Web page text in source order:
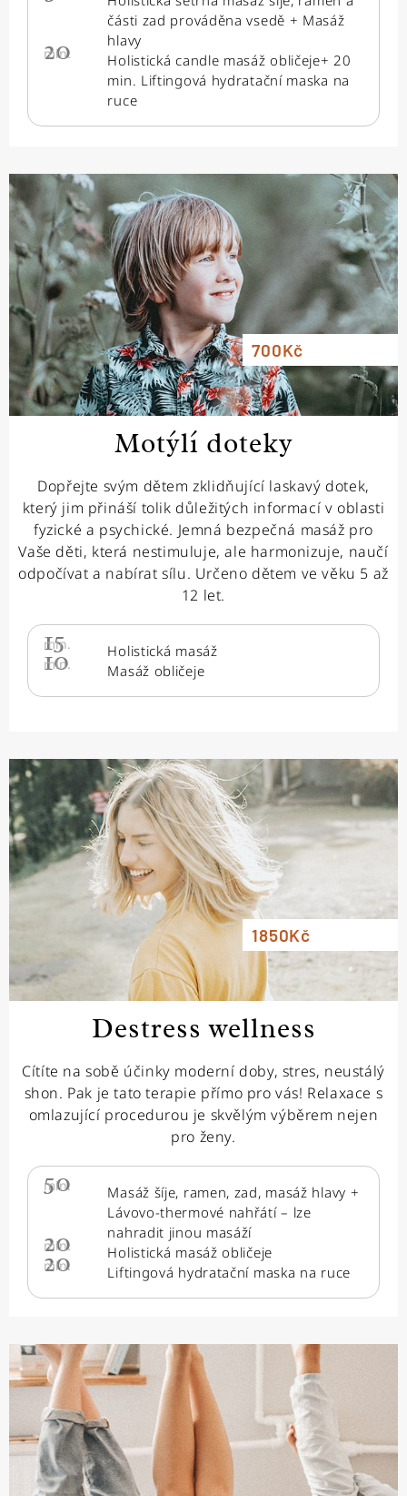
části zad prováděna vsedě + Masáž
hlavy
20
min.
Holistická candle masáž obličeje+ 20
min. Liftingová hydratační maska na
ruce
700Kč
Motýlí doteky
Dopřejte svým dětem zklidňující laskavý dotek,
který jim přináší tolik důležitých informací v oblasti
fyzické a psychické. Jemná bezpečná masáž pro
Vaše děti, která nestimuluje, ale harmonizuje, naučí
odpočívat a nabírat sílu. Určeno dětem ve věku 5 až
12 let.
15
min. Holistická masáž
10
min. Masáž obličeje
1850Kč
Destress wellness
Cítíte na sobě účinky moderní doby, stres, neustálý
shon. Pak je tato terapie přímo pro vás! Relaxace s
omlazující procedurou je skvělým výběrem nejen
pro ženy.
50
min.
Masáž šíje, ramen, zad, masáž hlavy +
Lávovo-thermové nahřátí – lze
nahradit jinou masáží
20
min. Holistická masáž obličeje
20
min. Liftingová hydratační maska na ruce